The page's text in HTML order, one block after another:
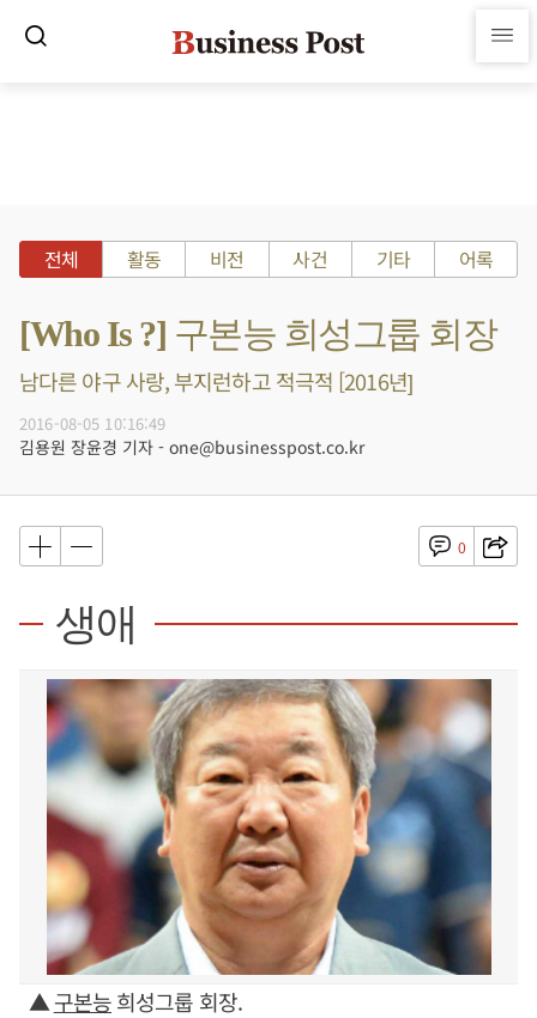
전체 활동 비전 사건 기타 어록
[Who Is ?] 구본능 희성그룹 회장
남다른 야구 사랑, 부지런하고 적극적 [2016년]
2016-08-05 10:16:49
김용원 장윤경 기자 - one@businesspost.co.kr
0
생애
▲구본능희성그룹 회장.